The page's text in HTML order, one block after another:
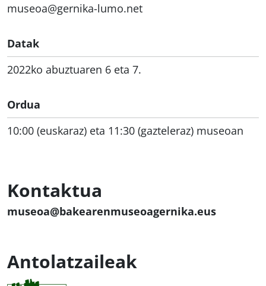
museoa@gernika-lumo.net
Datak
2022ko abuztuaren 6 eta 7.
Ordua
10:00 (euskaraz) eta 11:30 (gazteleraz) museoan
Kontaktua
museoa@bakearenmuseoagernika.eus
Antolatzaileak